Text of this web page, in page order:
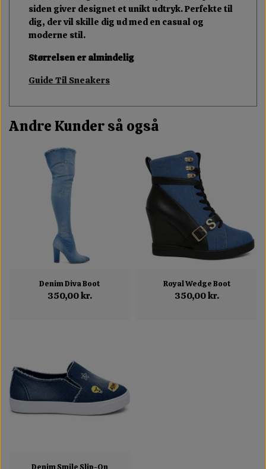
siden giver designet et unikt udtryk. Perfekte til
dig, der vil skille dig ud med en casual og
moderne stil.
Størrelsen er almindelig
Guide Til Sneakers
Andre Kunder så også
Denim Diva Boot
350,00 kr.
Royal Wedge Boot
350,00 kr.
Denim Smile Slip-On